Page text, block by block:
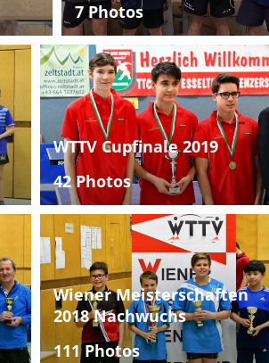
7 Photos
WTTV Cupfinale 2019
42 Photos
Wiener Meisterschaften
2018 Nachwuchs
111 Photos